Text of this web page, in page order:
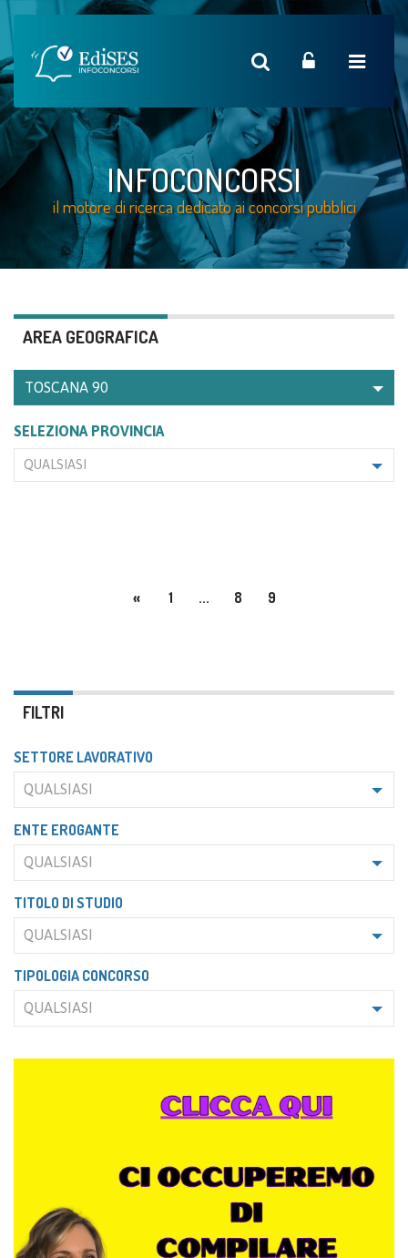
INFOCONCORSI
il motore di ricerca dedicato ai concorsi pubblici
AREA GEOGRAFICA
TOSCANA 90
SELEZIONA PROVINCIA
QUALSIASI
« 1 ... 8 9
FILTRI
SETTORE LAVORATIVO
QUALSIASI
ENTE EROGANTE
QUALSIASI
TITOLO DI STUDIO
QUALSIASI
TIPOLOGIA CONCORSO
QUALSIASI